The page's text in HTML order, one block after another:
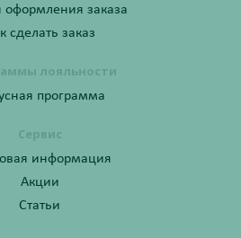
оформления заказа
сделать заказ
лояльности
программа
Сервис
информация
Акции
Статьи